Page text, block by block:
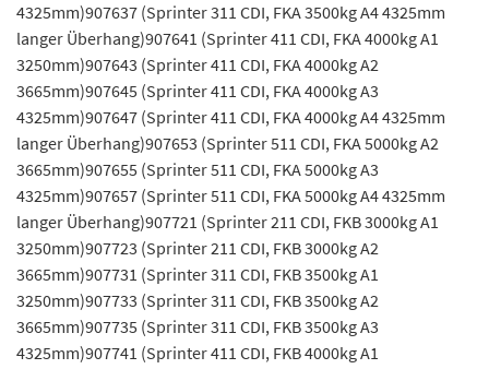
4325mm)907637 (Sprinter 311 CDI, FKA 3500kg A4 4325mm
langer Überhang)907641 (Sprinter 411 CDI, FKA 4000kg A1
3250mm)907643 (Sprinter 411 CDI, FKA 4000kg A2
3665mm)907645 (Sprinter 411 CDI, FKA 4000kg A3
4325mm)907647 (Sprinter 411 CDI, FKA 4000kg A4 4325mm
langer Überhang)907653 (Sprinter 511 CDI, FKA 5000kg A2
3665mm)907655 (Sprinter 511 CDI, FKA 5000kg A3
4325mm)907657 (Sprinter 511 CDI, FKA 5000kg A4 4325mm
langer Überhang)907721 (Sprinter 211 CDI, FKB 3000kg A1
3250mm)907723 (Sprinter 211 CDI, FKB 3000kg A2
3665mm)907731 (Sprinter 311 CDI, FKB 3500kg A1
3250mm)907733 (Sprinter 311 CDI, FKB 3500kg A2
3665mm)907735 (Sprinter 311 CDI, FKB 3500kg A3
4325mm)907741 (Sprinter 411 CDI, FKB 4000kg A1